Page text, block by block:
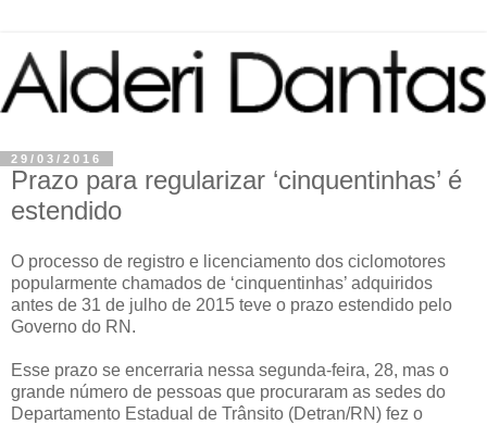
29/03/2016
Prazo para regularizar ‘cinquentinhas’ é
estendido
O processo de registro e licenciamento dos ciclomotores
popularmente chamados de ‘cinquentinhas’ adquiridos
antes de 31 de julho de 2015 teve o prazo estendido pelo
Governo do RN.
Esse prazo se encerraria nessa segunda-feira, 28, mas o
grande número de pessoas que procuraram as sedes do
Departamento Estadual de Trânsito (Detran/RN) fez o